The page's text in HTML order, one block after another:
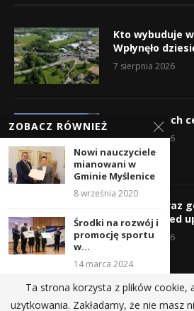
Kto wybuduje
Wpłynęło
7 sierpnia 2026
Wyruszyli! Ich
5 sierpnia 2026
Gorąco, coraz
chronić przed
4 sierpnia 2026
ZOBACZ RÓWNIEŻ
Nowi nauczyciele
mianowani w
Gminie Myślenice
8 września 2020
Środki na rozwój i
promocję sportu
w...
14 marca 2024
Myślenice Czyste
Miasto
Ta strona korzysta z plików cookie,
użytkowania. Zakładamy, że nie masz